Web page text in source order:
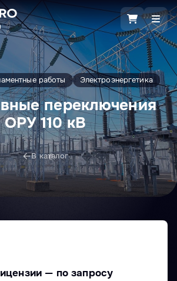
работы Электроэнергетика
переключения
ОРУ 110 кВ
В каталог
— по запросу